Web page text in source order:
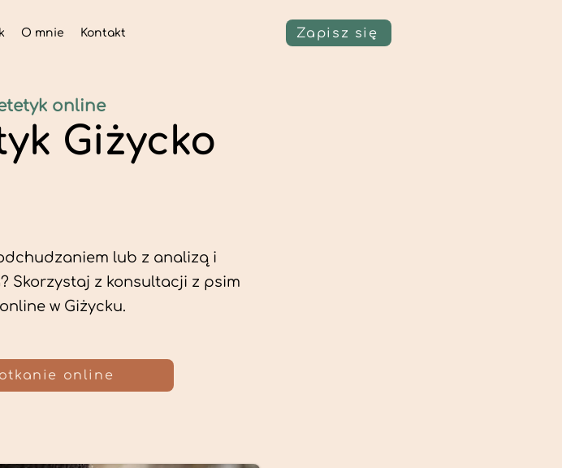
O mnie Kontakt Zapisz się
Giżycko
lub z analizą i
Skorzystaj z konsultacji z psim
w Giżycku.
online
online